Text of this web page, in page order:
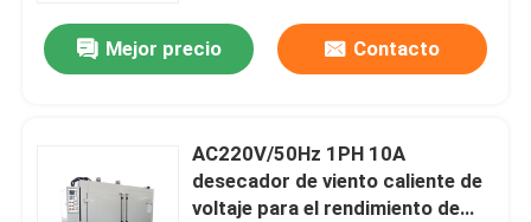
Mejor precio Contacto
AC220V/50Hz 1PH 10A
desecador de viento caliente de
voltaje para el rendimiento de